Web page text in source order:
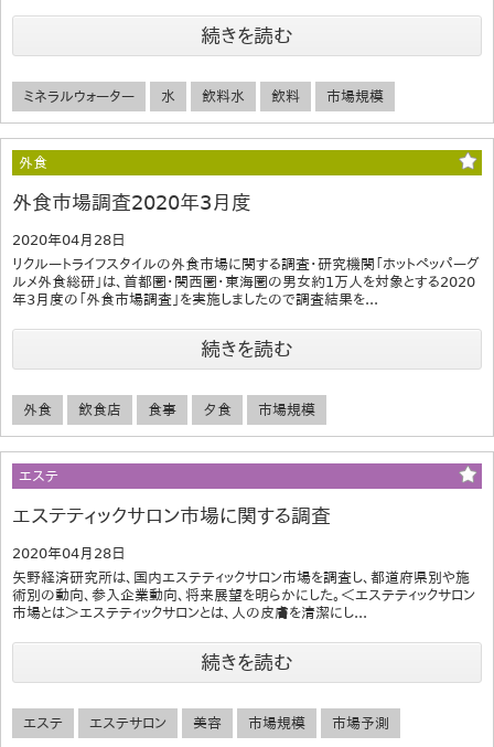
続きを読む
ミネラルウォーター 水 飲料水 飲料 市場規模
外食
外食市場調査2020年3月度
2020年04月28日
リクルートライフスタイルの外食市場に関する調査・研究機関「ホットペッパーグ
ルメ外食総研」は、首都圏・関西圏・東海圏の男女約1万人を対象とする2020
年3月度の「外食市場調査」を実施しましたので調査結果を...
続きを読む
外食 飲食店 食事 夕食 市場規模
エステ
エステティックサロン市場に関する調査
2020年04月28日
矢野経済研究所は、国内エステティックサロン市場を調査し、都道府県別や施
術別の動向、参入企業動向、将来展望を明らかにした。＜エステティックサロン
市場とは＞エステティックサロンとは、人の皮膚を清潔にし...
続きを読む
エステ エステサロン 美容 市場規模 市場予測